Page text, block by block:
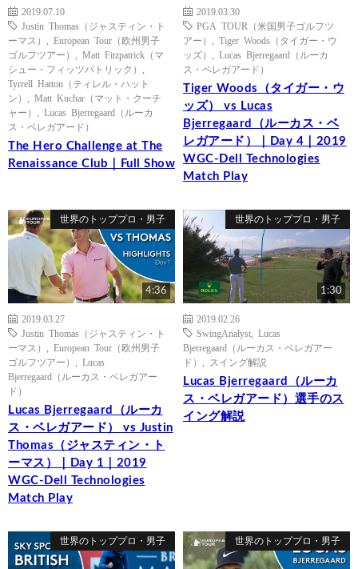
2019.07.10
Justin Thomas（ジャスティン・ト
ーマス）
European Tour（欧州男子
ゴルフツアー）
Matt Fitzpatrick（マ
シュー・フィッツパトリック）
Tyrrell Hatton（ティレル・ハット
ン）
Matt Kuchar（マット・クーチ
ャー）
Lucas Bjerregaard（ルーカ
ス・ベレガアード）
The Hero Challenge at The
Renaissance Club｜Full Show
2019.03.30
PGA TOUR（米国男子ゴルフツ
アー）
Tiger Woods（タイガー・ウ
ッズ）
Lucas Bjerregaard（ルーカ
ス・ベレガアード）
Tiger Woods（タイガー・ウ
ッズ） vs Lucas
Bjerregaard（ルーカス・ベ
レガアード）｜Day 4｜2019
WGC-Dell Technologies
Match Play
世界のトッププロ・男子
4:36
2019.03.27
Justin Thomas（ジャスティン・ト
ーマス）
European Tour（欧州男子
ゴルフツアー）
Lucas
Bjerregaard（ルーカス・ベレガアー
ド）
Lucas Bjerregaard（ルーカ
ス・ベレガアード） vs Justin
Thomas（ジャスティン・ト
ーマス）｜Day 1｜2019
WGC-Dell Technologies
Match Play
世界のトッププロ・男子
1:30
2019.02.26
SwingAnalyst
Lucas
Bjerregaard（ルーカス・ベレガアー
ド）
スイング解説
Lucas Bjerregaard（ルーカ
ス・ベレガアード）選手のス
イング解説
世界のトッププロ・男子 世界のトッププロ・男子